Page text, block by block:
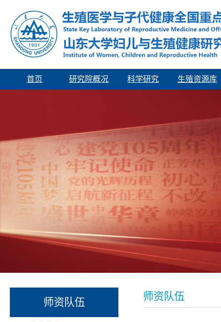
首页 研究院概况 科学研究 生殖资源库
师资队伍 师资队伍